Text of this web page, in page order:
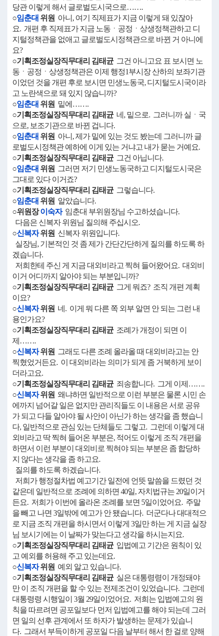
당관 이렇게 해서 글로벌도시국으로…….
○임춘대 위원 아니, 여기 직제표가 지금 이렇게 돼 있잖아
요. 개편 후 직제표가 지금 노동ㆍ공정ㆍ상생정책관하고 디
지털정책관을 없애고 글로벌도시정책관으로 바뀐 거 아니에
요?
○기획조정실장직무대리 김태균그건 아니고요 표 보시면 노
동ㆍ공정ㆍ상생정책관은 이제 행정1부시장 산하의 보좌기관
이었던 것을 개편 후로 보시면 민생노동국, 디지털도시국이라
고 노란색으로 돼 있지 않습니까?
○임춘대 위원 밑에…….
○기획조정실장직무대리 김태균네, 밑으로. 그러니까 실ㆍ국
으로, 보조기관으로 바뀐 겁니다.
○임춘대 위원 아니, 제가 밑에 있는 것도 봤는데 그러니까 글
로벌도시정책관 예하에 이게 있는 거냐고 내가 묻는 거예요.
○기획조정실장직무대리 김태균그건 아닙니다.
○임춘대 위원 그러면 저기 민생노동국하고 디지털도시국은
그대로 있다 이거죠?
○기획조정실장직무대리 김태균그렇습니다.
○임춘대 위원 알았습니다.
○위원장이숙자임춘대 부위원장님 수고하셨습니다.
다음은 신복자 위원님 질의해 주십시오.
○신복자위원 신복자 위원입니다.
실장님, 기본적인 것 좀 제가 간단간단하게 질의를 하도록 하
겠습니다.
저희한테 주신 게 지금 대외비라고 찍혀 들어왔어요. 대외비
이거 어디까지 알아야 되는 부분입니까?
○기획조정실장직무대리 김태균그게 뭐죠? 조직 개편 계획
이요?
○신복자위원 네. 이게 뭐 다른 쪽 외부 알면 안 되는 그런 내
용인가요?
○기획조정실장직무대리 김태균조례가 개정이 되면 이
제…….
○신복자위원 그래도 다른 조례 올라올 때 대외비라고는 안
찍혔었거든요. 이 대외비라는 의미가 되게 좀 거북하게 보이
더라고요.
○기획조정실장직무대리 김태균죄송합니다. 그게 이제…….
○신복자위원 왜냐하면 일반적으로 이런 부분은 물론 시민 손
에까지 넘어갈 일은 없지만 관리직들도 이 내용은 서로 공유
가 되고 다들 알아야 될 사안이 아닌가 하는 생각을 좀 했습니
다, 일반적으로 관심 있는 단체들도 그렇고. 그런데 이렇게 대
외비라고 딱 찍혀 들어온 부분은, 적어도 이렇게 조직 개편을
하면서 이런 부분이 대외비로 찍혀야 되는 부분은 좀 합당하
지 않다는 생각을 좀 하고요.
질의를 하도록 하겠습니다.
저희가 행정절차법 예고기간 일전에 언뜻 말씀을 드렸던 것
같은데 일반적으로 조례에 의하면 40일, 자치법규는 20일이거
든요. 저희가 이번에 올라온 조례를 보면 5일이었어요. 주말
을 빼고 나면 3일밖에 예고가 안 됐습니다. 더군다나 대대적으
로 지금 조직 개편을 하시면서 이렇게 3일만 하는 게 지금 실장
님 보시기에는 이 날짜가 맞는다고 생각을 하시는지요.
○기획조정실장직무대리 김태균입법예고 기간은 원칙이 있
고 예외를 허용해 주고 있는데요.
○신복자위원 예외 알고 있습니다.
○기획조정실장직무대리 김태균실은 대통령령이 개정돼야
만 이 조직 개편을 할 수 있는 전제조건이 있었습니다. 그런데
대통령령 시행일이 3월 29일이었어요. 저희는 입법예고의 원
칙을 따르려면 공포일보다 먼저 입법예고를 해야 되는데 그러
면 일의 선후 관계에서 또 하자가 발생하는 문제가 있습니
다. 그래서 부득이하게 공포일 다음 날부터 해서 한 걸로 양해